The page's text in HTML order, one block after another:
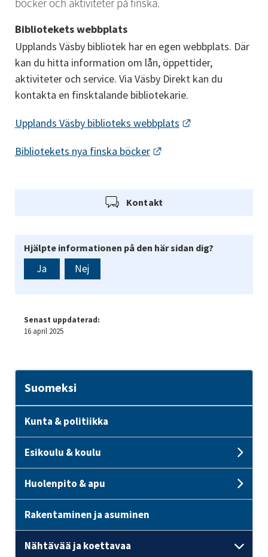
böcker och aktiviteter på finska.
Bibliotekets webbplats
Upplands Väsby bibliotek har en egen webbplats. Där
kan du hitta information om lån, öppettider,
aktiviteter och service. Via Väsby Direkt kan du
kontakta en finsktalande bibliotekarie.
Upplands Väsby biblioteks webbplats Länk till annan
Bibliotekets nya finska böcker Länk till annan
Kontakt
Hjälpte informationen på den här sidan dig?
Ja Nej
Senast uppdaterad:
16 april 2025
Suomeksi
Kunta & politiikka
Esikoulu & koulu
Huolenpito & apu
Rakentaminen ja asuminen
Nähtävää ja koettavaa